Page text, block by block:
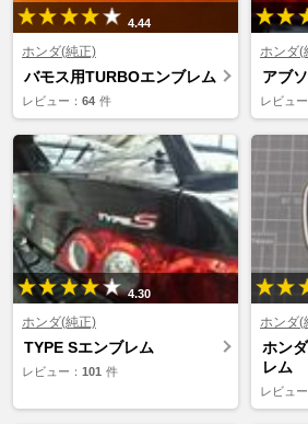
4.44
ホンダ(純正)
バモス用TURBOエンブレム
レビュー： 64 件
ホンダ(
アブ
レビュー
4.30
ホンダ(純正)
TYPE Sエンブレム
レビュー： 101 件
ホンダ(
ホン
レム
レビュー